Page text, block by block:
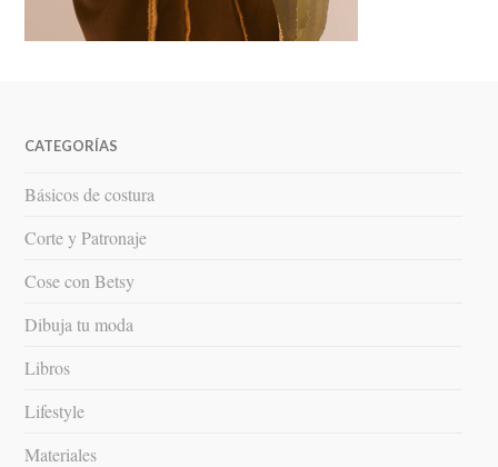
CATEGORÍAS
Básicos de costura
Corte y Patronaje
Cose con Betsy
Dibuja tu moda
Libros
Lifestyle
Materiales